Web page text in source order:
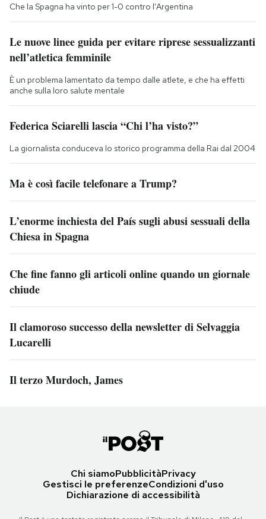
Che la Spagna ha vinto per 1-0 contro l'Argentina
Le nuove linee guida per evitare riprese sessualizzanti
nell’atletica femminile
È un problema lamentato da tempo dalle atlete, e che ha effetti
anche sulla loro salute mentale
Federica Sciarelli lascia “Chi l’ha visto?”
La giornalista conduceva lo storico programma della Rai dal 2004
Ma è così facile telefonare a Trump?
L’enorme inchiesta del País sugli abusi sessuali della
Chiesa in Spagna
Che fine fanno gli articoli online quando un giornale
chiude
Il clamoroso successo della newsletter di Selvaggia
Lucarelli
Il terzo Murdoch, James
Chi siamoPubblicitàPrivacy
Gestisci le preferenzeCondizioni d'uso
Dichiarazione di accessibilità